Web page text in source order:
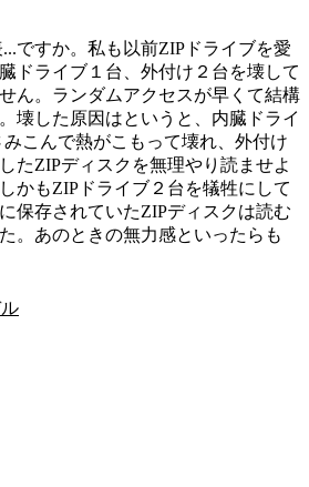
ですか。私も以前ZIPドライブを愛
ドライブ１台、外付け２台を壊して
ん。ランダムアクセスが早くて結構
壊した原因はというと、内臓ドライ
こんで熱がこもって壊れ、外付け
たZIPディスクを無理やり読ませよ
かもZIPドライブ２台を犠牲にして
保存されていたZIPディスクは読む
。あのときの無力感といったらも